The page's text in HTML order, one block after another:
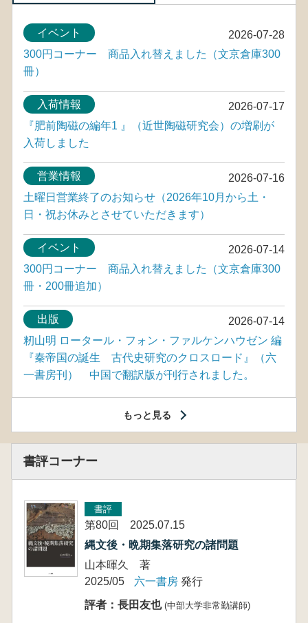
2026-07-28
イベント
300円コーナー 商品入れ替えました（文京倉庫300
冊）
2026-07-17
入荷情報
『肥前陶磁の編年1 』（近世陶磁研究会）の増刷が
入荷しました
2026-07-16
営業情報
土曜日営業終了のお知らせ（2026年10月から土・
日・祝お休みとさせていただきます）
2026-07-14
イベント
300円コーナー 商品入れ替えました（文京倉庫300
冊・200冊追加）
2026-07-14
出版
籾山明 ロータール・フォン・ファルケンハウゼン 編
『秦帝国の誕生 古代史研究のクロスロード』（六
一書房刊） 中国で翻訳版が刊行されました。
もっと見る
書評コーナー
書評
第80回 2025.07.15
縄文後・晩期集落研究の諸問題
山本暉久 著
2025/05
六一書房 発行
評者：長田友也 (中部大学非常勤講師)